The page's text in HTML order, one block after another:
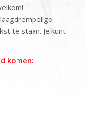
te staan. Je kunt
komen: